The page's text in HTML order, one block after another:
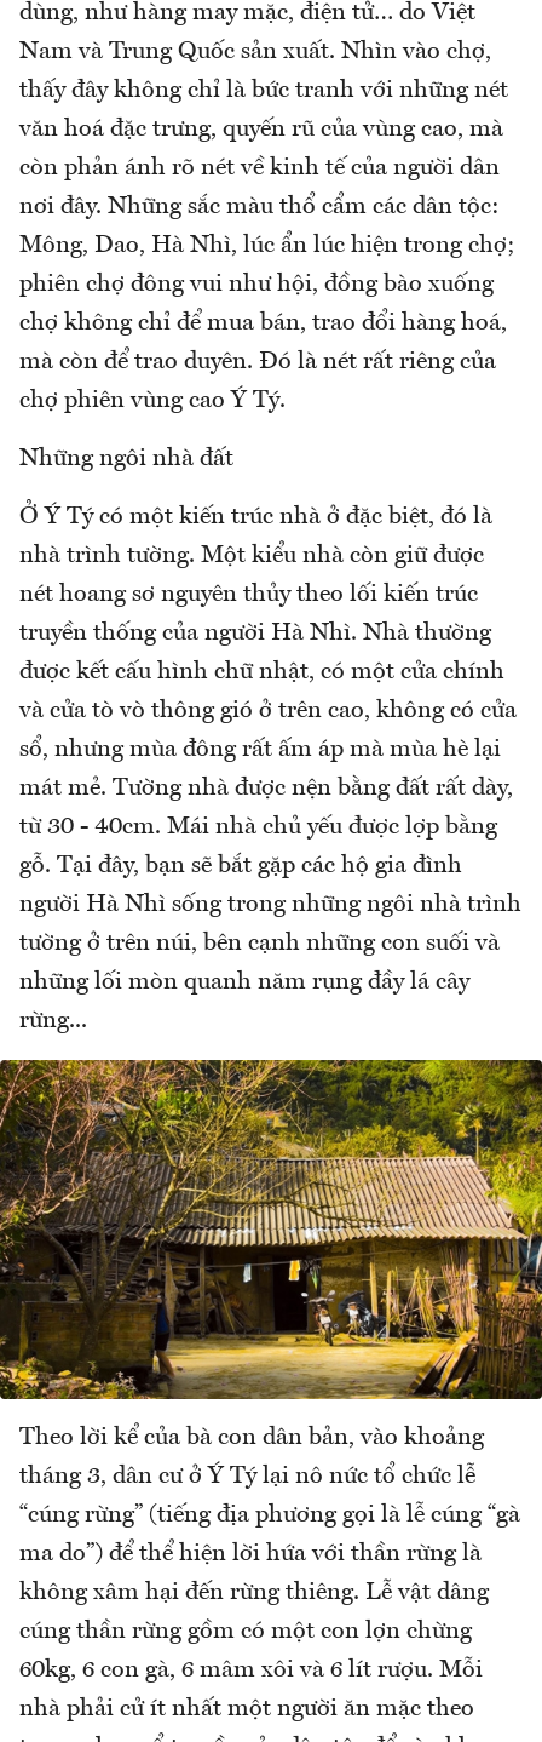
dùng, như hàng may mặc, điện tử… do Việt
Nam và Trung Quốc sản xuất. Nhìn vào chợ,
thấy đây không chỉ là bức tranh với những nét
văn hoá đặc trưng, quyến rũ của vùng cao, mà
còn phản ánh rõ nét về kinh tế của người dân
nơi đây. Những sắc màu thổ cẩm các dân tộc:
Mông, Dao, Hà Nhì, lúc ẩn lúc hiện trong chợ;
phiên chợ đông vui như hội, đồng bào xuống
chợ không chỉ để mua bán, trao đổi hàng hoá,
mà còn để trao duyên. Đó là nét rất riêng của
chợ phiên vùng cao Ý Tý.
Những ngôi nhà đất
Ở Ý Tý có một kiến trúc nhà ở đặc biệt, đó là
nhà trình tường. Một kiểu nhà còn giữ được
nét hoang sơ nguyên thủy theo lối kiến trúc
truyền thống của người Hà Nhì. Nhà thường
được kết cấu hình chữ nhật, có một cửa chính
và cửa tò vò thông gió ở trên cao, không có cửa
sổ, nhưng mùa đông rất ấm áp mà mùa hè lại
mát mẻ. Tường nhà được nện bằng đất rất dày,
từ 30 - 40cm. Mái nhà chủ yếu được lợp bằng
gỗ. Tại đây, bạn sẽ bắt gặp các hộ gia đình
người Hà Nhì sống trong những ngôi nhà trình
tường ở trên núi, bên cạnh những con suối và
những lối mòn quanh năm rụng đầy lá cây
rừng...
Theo lời kể của bà con dân bản, vào khoảng
tháng 3, dân cư ở Ý Tý lại nô nức tổ chức lễ
“cúng rừng” (tiếng địa phương gọi là lễ cúng “gà
ma do”) để thể hiện lời hứa với thần rừng là
không xâm hại đến rừng thiêng. Lễ vật dâng
cúng thần rừng gồm có một con lợn chừng
60kg, 6 con gà, 6 mâm xôi và 6 lít rượu. Mỗi
nhà phải cử ít nhất một người ăn mặc theo